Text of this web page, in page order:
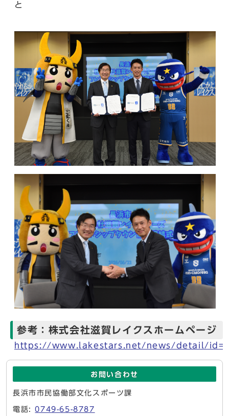
と
参考：株式会社滋賀レイクスホームページ
https://www.lakestars.net/news/detail/
お問い合わせ
長浜市市民協働部文化スポーツ課
電話:0749-65-8787